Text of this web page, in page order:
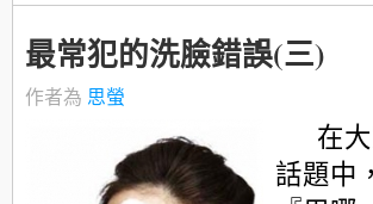
最常犯的洗臉錯誤(三)
作者為 思螢
在
話題中